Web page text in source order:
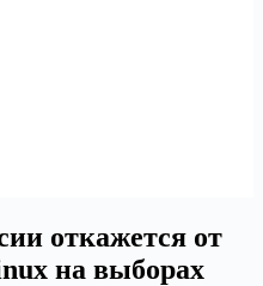
откажется от
на выборах